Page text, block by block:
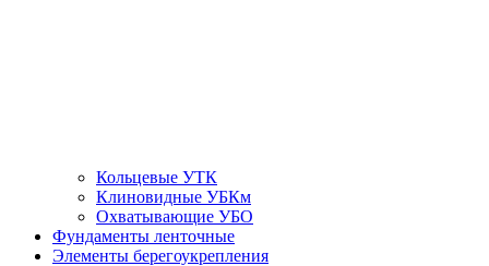
Кольцевые УТК
Клиновидные УБКм
Охватывающие УБО
Фундаменты ленточные
Элементы берегоукрепления